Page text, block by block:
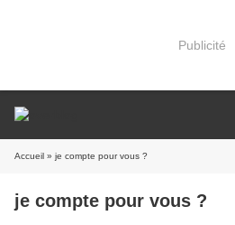
Publicité
Accueil » je compte pour vous ?
je compte pour vous ?